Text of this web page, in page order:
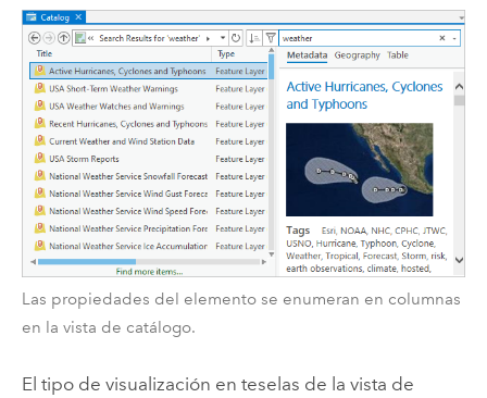
Las propiedades del elemento se enumeran en columnas
en la vista de catálogo.
El tipo de visualización en teselas de la vista de